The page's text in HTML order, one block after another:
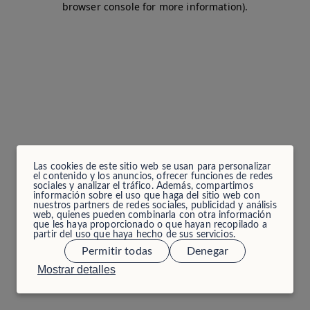
Las cookies de este sitio web se usan para personalizar
el contenido y los anuncios, ofrecer funciones de redes
sociales y analizar el tráfico. Además, compartimos
información sobre el uso que haga del sitio web con
nuestros partners de redes sociales, publicidad y análisis
web, quienes pueden combinarla con otra información
que les haya proporcionado o que hayan recopilado a
partir del uso que haya hecho de sus servicios.
Mostrar detalles
Permitir todas Denegar
browser console for more information).